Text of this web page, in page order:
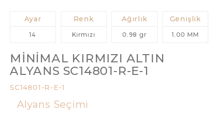
Ayar
14
Renk
Kırmızı
Ağırlık
0.98 gr
Genişlik
1.00 MM
MINIMAL KIRMIZI ALTIN
ALYANS SC14801-R-E-1
SC14801-R-E-1
Alyans Seçimi